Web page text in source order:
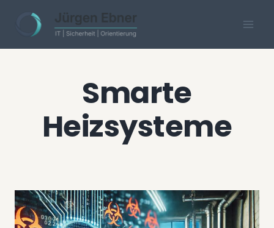
content
Smarte
Heizsysteme